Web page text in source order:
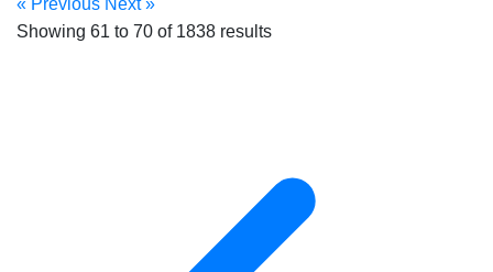
« Previous Next »
Showing 61 to 70 of 1838 results